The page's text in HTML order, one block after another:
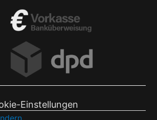
Einstellungen